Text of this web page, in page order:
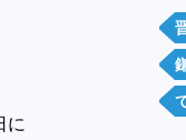
に